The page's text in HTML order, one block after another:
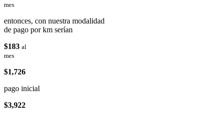
mes
entonces, con nuestra modalidad
de pago por km serían
$183 al
mes
$1,726
pago inicial
$3,922